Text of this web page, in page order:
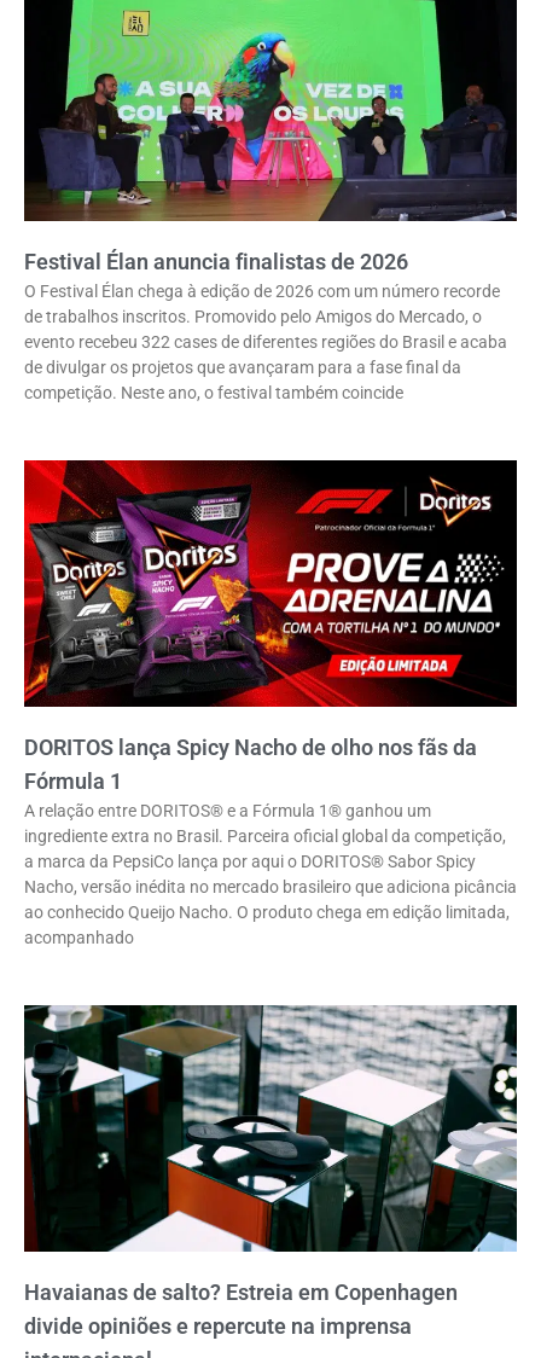
Festival Élan anuncia finalistas de 2026
O Festival Élan chega à edição de 2026 com um número recorde
de trabalhos inscritos. Promovido pelo Amigos do Mercado, o
evento recebeu 322 cases de diferentes regiões do Brasil e acaba
de divulgar os projetos que avançaram para a fase final da
competição. Neste ano, o festival também coincide
DORITOS lança Spicy Nacho de olho nos fãs da
Fórmula 1
A relação entre DORITOS® e a Fórmula 1® ganhou um
ingrediente extra no Brasil. Parceira oficial global da competição,
a marca da PepsiCo lança por aqui o DORITOS® Sabor Spicy
Nacho, versão inédita no mercado brasileiro que adiciona picância
ao conhecido Queijo Nacho. O produto chega em edição limitada,
acompanhado
Havaianas de salto? Estreia em Copenhagen
divide opiniões e repercute na imprensa